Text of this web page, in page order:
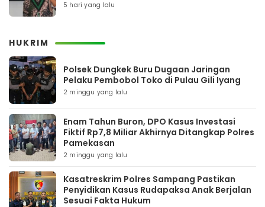
5 hari yang lalu
HUKRIM
Polsek Dungkek Buru Dugaan Jaringan
Pelaku Pembobol Toko di Pulau Gili Iyang
2 minggu yang lalu
Enam Tahun Buron, DPO Kasus Investasi
Fiktif Rp7,8 Miliar Akhirnya Ditangkap Polres
Pamekasan
2 minggu yang lalu
Kasatreskrim Polres Sampang Pastikan
Penyidikan Kasus Rudapaksa Anak Berjalan
Sesuai Fakta Hukum